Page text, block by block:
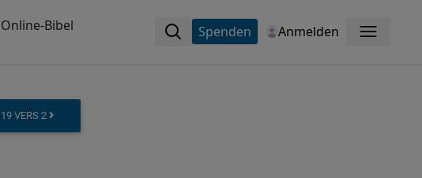
Bibel Spenden Anmelden Menü
VERS 2